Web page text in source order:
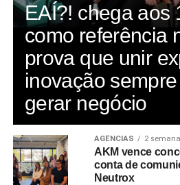
EAÍ?! chega aos
como referência
prova que unir
inovação
gerar negócio
AGÊNCIAS 2
AKM vence
conta de
Neutrox